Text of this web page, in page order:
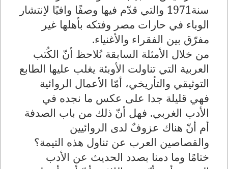
سنة1971 والتي قدّم فيها وصفًا وافيًا لاِنتشار
الوباء في حارات مصر وفتكه بأهلها غير
مفرّق بين الفقراء والأغنياء.
من خلال الأمثلة السابقة نُلاحظ أنّ الكُتب
العربية التي تناولت الأوبئة يغلب عليها الطابع
التوثيقي والتأريخي، أمّا الأعمال الروائية
فهي قليلة جدا على عكس ما نجده في
الأدب الغربي. فهل أنّ ذلك من باب الصدفة
أم أنّ هناك عزوفٌ لدى الروائيين
والقصاصين العرب عن تناول هذه التيمة؟
ختامًا وما دمنا بصدد الحديث عن الأدب